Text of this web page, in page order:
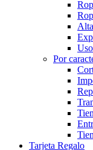
Por
Tarjeta Regalo